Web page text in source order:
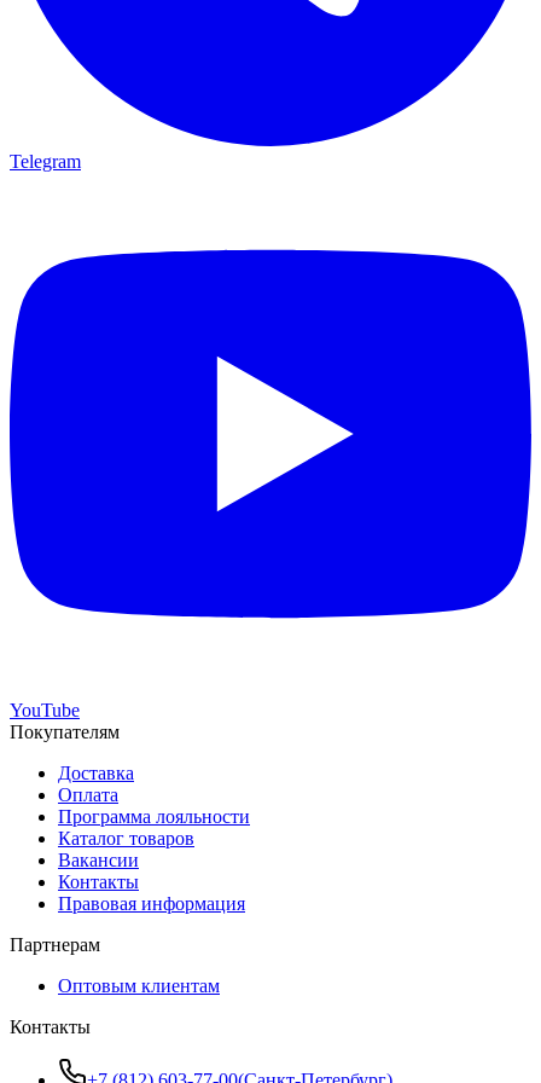
Telegram
YouTube
Покупателям
Доставка
Оплата
Программа лояльности
Каталог товаров
Вакансии
Контакты
Правовая информация
Партнерам
Оптовым клиентам
Контакты